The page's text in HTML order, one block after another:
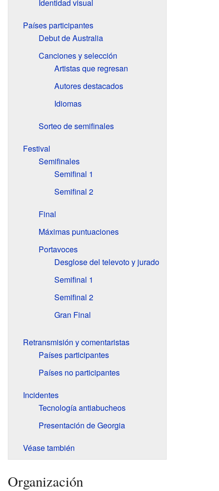
Identidad visual
Países participantes
Debut de Australia
Canciones y selección
Artistas que regresan
Autores destacados
Idiomas
Sorteo de semifinales
Festival
Semifinales
Semifinal 1
Semifinal 2
Final
Máximas puntuaciones
Portavoces
Desglose del televoto y jurado
Semifinal 1
Semifinal 2
Gran Final
Retransmisión y comentaristas
Países participantes
Países no participantes
Incidentes
Tecnología antiabucheos
Presentación de Georgia
Véase también
Organización